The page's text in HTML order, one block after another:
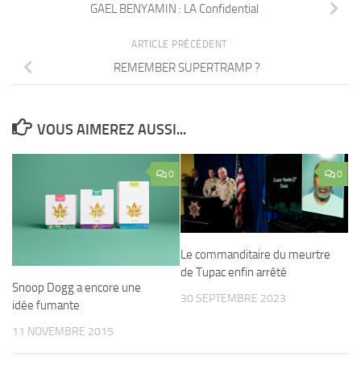
GAEL BENYAMIN : LA Confidential
ARTICLE PRÉCÉDENT
REMEMBER SUPERTRAMP ?
VOUS AIMEREZ AUSSI...
0
Snoop Dogg a encore une
idée fumante
11 NOVEMBRE 2015
0
Le commanditaire du meurtre
de Tupac enfin arrêté
30 SEPTEMBRE 2023